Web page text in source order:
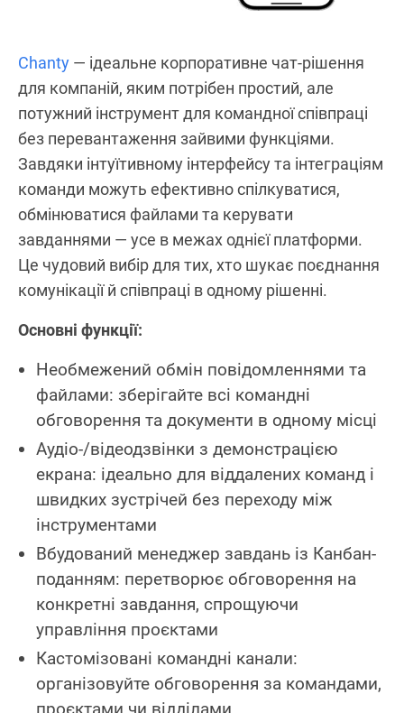
Chanty — ідеальне корпоративне чат-рішення
для компаній, яким потрібен простий, але
потужний інструмент для командної співпраці
без перевантаження зайвими функціями.
Завдяки інтуїтивному інтерфейсу та інтеграціям
команди можуть ефективно спілкуватися,
обмінюватися файлами та керувати
завданнями — усе в межах однієї платформи.
Це чудовий вибір для тих, хто шукає поєднання
комунікації й співпраці в одному рішенні.
Основні функції:
Необмежений обмін повідомленнями та
файлами: зберігайте всі командні
обговорення та документи в одному місці
Аудіо-/відеодзвінки з демонстрацією
екрана: ідеально для віддалених команд і
швидких зустрічей без переходу між
інструментами
Вбудований менеджер завдань із Канбан-
поданням: перетворює обговорення на
конкретні завдання, спрощуючи
управління проєктами
Кастомізовані командні канали:
організовуйте обговорення за командами,
проєктами чи відділами